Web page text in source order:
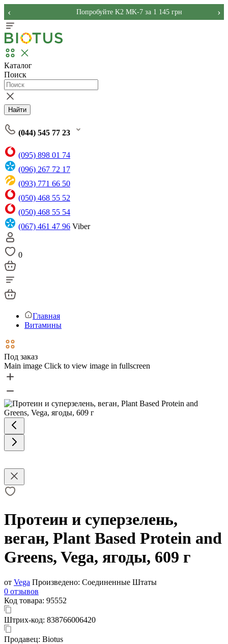
Попробуйте K2 MK-7 за 1 145 грн
‹ ›
Каталог
Поиск
Найти
(044) 545 77 23
(095) 898 01 74
(096) 267 72 17
(093) 771 66 50
(050) 468 55 52
(050) 468 55 54
(067) 461 47 96 Viber
0
Главная
Витамины
Под заказ
Main image Click to view image in fullscreen
Протеин и суперзелень,
веган, Plant Based Protein and
Greens, Vega, ягоды, 609 г
от Vega Произведено: Соединенные Штаты
0 отзывов
Код товара: 95552
Штрих-код: 838766006420
Продавец: Biotus